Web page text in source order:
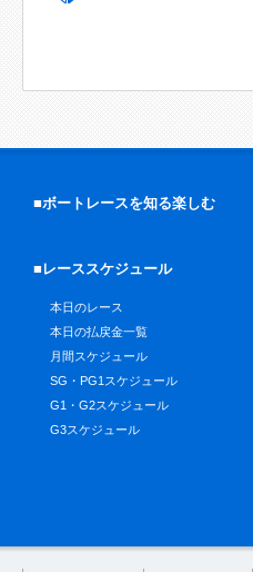
■ボートレースを知る楽しむ
■レーススケジュール
本日のレース
本日の払戻金一覧
月間スケジュール
SG・PG1スケジュール
G1・G2スケジュール
G3スケジュール